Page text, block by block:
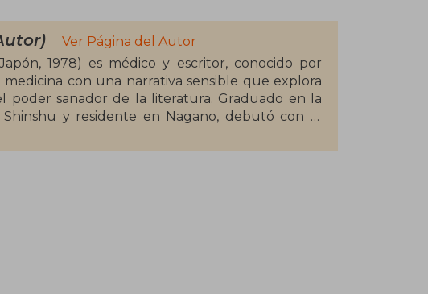
Ver Página del Autor
1978) es médico y escritor, conocido por
con una narrativa sensible que explora
poder sanador de la literatura. Graduado en la
y residente en Nagano, debutó con la
Medical Records, 2009), un éxito en Japón
ganadora del Premio Shogakukan de